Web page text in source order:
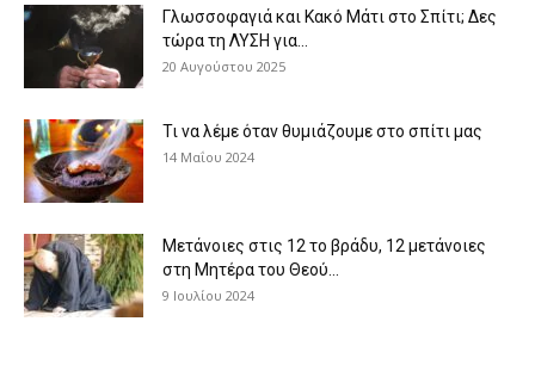
Γλωσσοφαγιά και Κακό Μάτι στο Σπίτι; Δες
τώρα τη ΛΥΣΗ για...
20 Αυγούστου 2025
Τι να λέμε όταν θυμιάζουμε στο σπίτι μας
14 Μαΐου 2024
Μετάνοιες στις 12 το βράδυ, 12 μετάνοιες
στη Μητέρα του Θεού...
9 Ιουλίου 2024